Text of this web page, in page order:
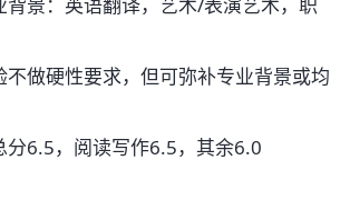
不做硬性要求，但可弥补专业背景或均
分6.5，阅读写作6.5，其余6.0